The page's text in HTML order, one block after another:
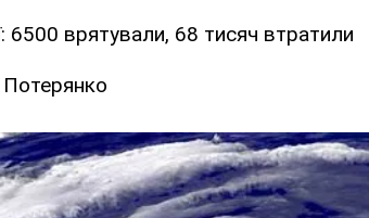
6500 врятували, 68 тисяч втратили
Потерянко